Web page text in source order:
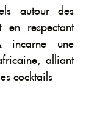
autour des
en respectant
incarne une
alliant
cocktails